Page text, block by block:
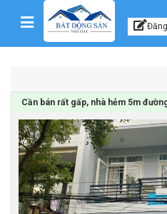
Skip to content Kênh
Cần bán rất gấp, nhà hẻm 5m